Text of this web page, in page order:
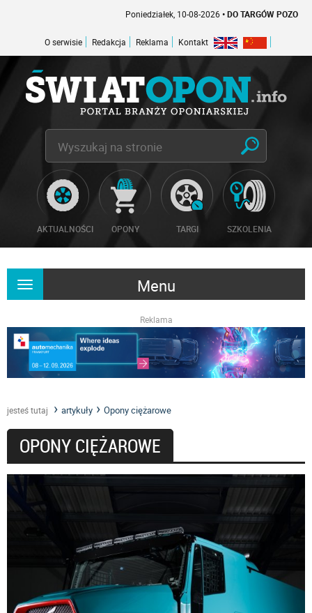
Poniedziałek, 10-08-2026• DO TARGÓW POZOSTAŁO -
O serwisie Redakcja Reklama Kontakt
AKTUALNOŚCI OPONY TARGI SZKOLENIA
Menu
Rozwiń
Reklama
jesteś tutaj artykuły Opony ciężarowe
OPONY CIĘŻAROWE